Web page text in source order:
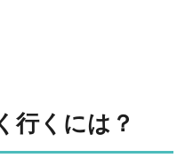
行くには？